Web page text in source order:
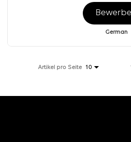
German
Artikel pro Seite 10